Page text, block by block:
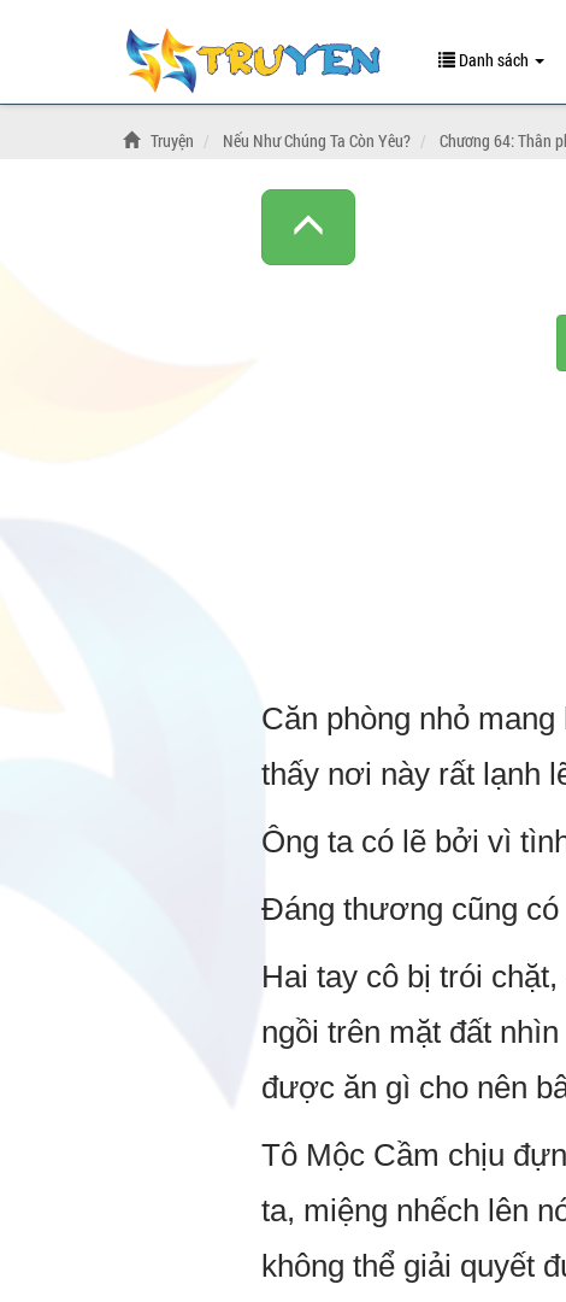
Danh sách
Truyện Nếu Như Chúng Ta Còn Yêu? Chương 64: Thân
Căn phòng nhỏ
thấy nơi này rất lạnh
Ông ta có lẽ bởi vì
Đáng thương cũng
Hai tay cô bị trói
ngồi trên mặt đất
được ăn gì cho nên
Tô Mộc Cầm chịu
ta, miệng nhếch lên
không thể giải quyết